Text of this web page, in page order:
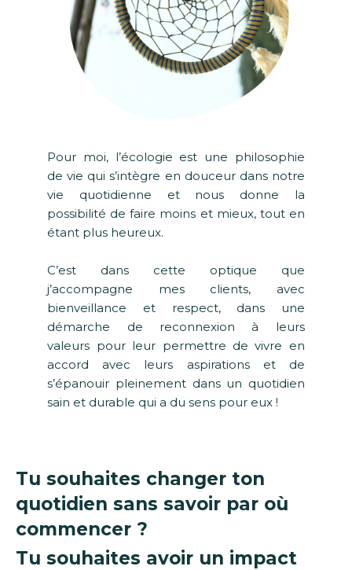
Pour moi, l’écologie est une philosophie
de vie qui s’intègre en douceur dans notre
vie quotidienne et nous donne la
possibilité de faire moins et mieux, tout en
étant plus heureux.
C’est dans cette optique que
j’accompagne mes clients, avec
bienveillance et respect, dans une
démarche de reconnexion à leurs
valeurs pour leur permettre de vivre en
accord avec leurs aspirations et de
s’épanouir pleinement dans un quotidien
sain et durable qui a du sens pour eux !
Tu souhaites changer ton
quotidien sans savoir par où
commencer ?
Tu souhaites avoir un impact